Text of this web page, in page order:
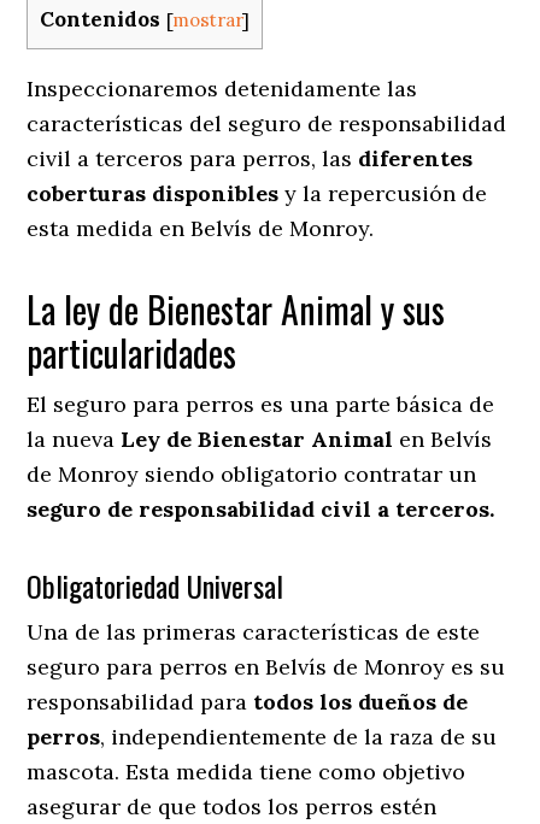
Contenidos [mostrar]
Inspeccionaremos detenidamente las
características del seguro de responsabilidad
civil a terceros para perros, las diferentes
coberturas disponibles y la repercusión de
esta medida en Belvís de Monroy.
La ley de Bienestar Animal y sus
particularidades
El seguro para perros es una parte básica de
la nueva Ley de Bienestar Animal en Belvís
de Monroy siendo obligatorio contratar un
seguro de responsabilidad civil a terceros.
Obligatoriedad Universal
Una de las primeras características de este
seguro para perros en Belvís de Monroy es su
responsabilidad para todos los dueños de
perros, independientemente de la raza de su
mascota. Esta medida tiene como objetivo
asegurar de que todos los perros estén